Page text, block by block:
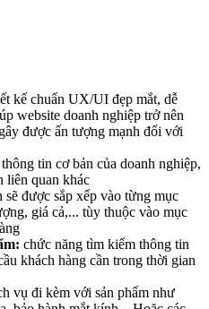
kế chuẩn UX/UI đẹp mắt, dễ
website doanh nghiệp trở nên
được ấn tượng mạnh đối với
tin cơ bản của doanh nghiệp,
liên quan khác
được sắp xếp vào từng mục
giá cả,... tùy thuộc vào mục
chức năng tìm kiếm thông tin
khách hàng cần trong thời gian
vụ đi kèm với sản phẩm như